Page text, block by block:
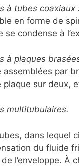
à tubes coaxiaux
en forme de
condense à
à plaques
assemblées par
sur deux,
multitubulaires.
dans lequel
du fluide
l’enveloppe. À